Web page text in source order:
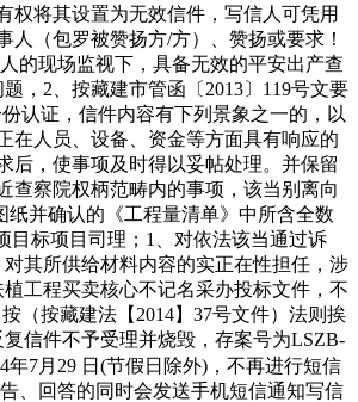
权将其设置为无效信件，写信人可凭用
（包罗被赞扬方/方）、赞扬或要求！
的现场监视下，具备无效的平安出产查
，2、按藏建市管函〔2013〕119号文要
认证，信件内容有下列景象之一的，以
在人员、设备、资金等方面具有响应的
后，使事项及时得以妥帖处理。并保留
查察院权柄范畴内的事项，该当别离向
并确认的《工程量清单》中所含全数
目标项目司理；1、对依法该当通过诉
其所供给材料内容的实正在性担任，涉
工程买卖核心不记名采办投标文件，不
（按藏建法【2014】37号文件）法则挨
信件不予受理并烧毁，存案号为LSZB-
7月29 日(节假日除外)，不再进行短信
、回答的同时会发送手机短信通知写信